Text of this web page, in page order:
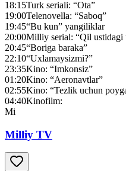
18:15Turk seriali: “Ota”
19:00Telenovella: “Saboq”
19:45“Bu kun” yangiliklar
20:00Milliy serial: “Qil ustidagi
20:45“Boriga baraka”
22:10“Uxlamaysizmi?”
23:35Kino: “Imkonsiz”
01:20Kino: “Aeronavtlar”
02:55Kino: “Tezlik uchun
04:40Kinofilm:
Mi
Milliy TV